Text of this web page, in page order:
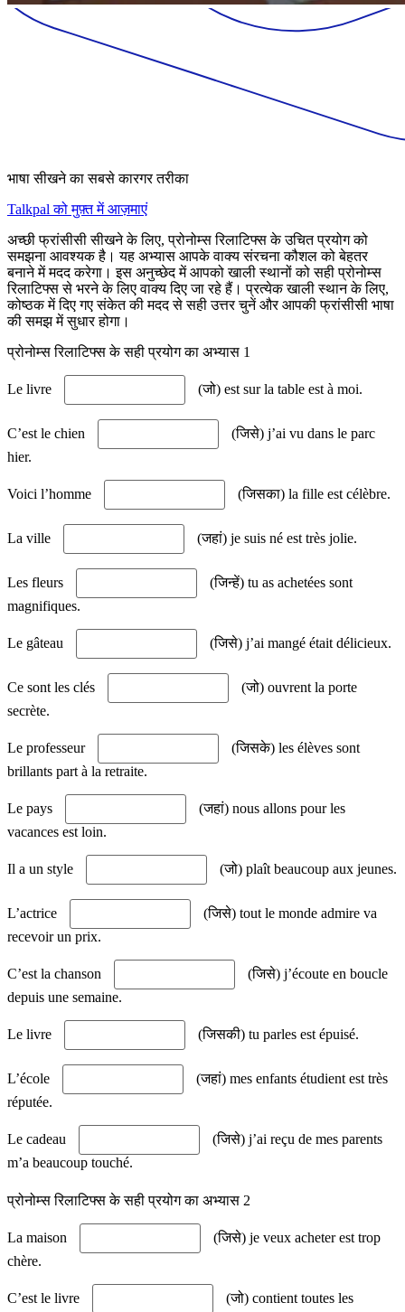
भाषा सीखने का सबसे कारगर तरीका
Talkpal को मुफ़्त में आज़माएं
अच्छी फ्रांसीसी सीखने के लिए, प्रोनोम्स रिलाटिफ्स के उचित प्रयोग को
समझना आवश्यक है। यह अभ्यास आपके वाक्य संरचना कौशल को बेहतर
बनाने में मदद करेगा। इस अनुच्छेद में आपको खाली स्थानों को सही प्रोनोम्स
रिलाटिफ्स से भरने के लिए वाक्य दिए जा रहे हैं। प्रत्येक खाली स्थान के लिए,
कोष्ठक में दिए गए संकेत की मदद से सही उत्तर चुनें और आपकी फ्रांसीसी भाषा
की समझ में सुधार होगा।
प्रोनोम्स रिलाटिफ्स के सही प्रयोग का अभ्यास 1
Le livre (जो) est sur la table est à moi.
C’est le chien
(जिसे) j’ai vu dans le parc
hier.
Voici l’homme (जिसका) la fille est célèbre.
La ville (जहां) je suis né est très jolie.
Les fleurs
(जिन्हें) tu as achetées sont
magnifiques.
Le gâteau (जिसे) j’ai mangé était délicieux.
Ce sont les clés
(जो) ouvrent la porte
secrète.
Le professeur
(जिसके) les élèves sont
brillants part à la retraite.
Le pays
(जहां) nous allons pour les
vacances est loin.
Il a un style (जो) plaît beaucoup aux jeunes.
L’actrice
(जिसे) tout le monde admire va
recevoir un prix.
C’est la chanson
(जिसे) j’écoute en boucle
depuis une semaine.
Le livre (जिसकी) tu parles est épuisé.
L’école
(जहां) mes enfants étudient est très
réputée.
Le cadeau
(जिसे) j’ai reçu de mes parents
m’a beaucoup touché.
प्रोनोम्स रिलाटिफ्स के सही प्रयोग का अभ्यास 2
La maison
(जिसे) je veux acheter est trop
chère.
C’est le livre
(जो) contient toutes les